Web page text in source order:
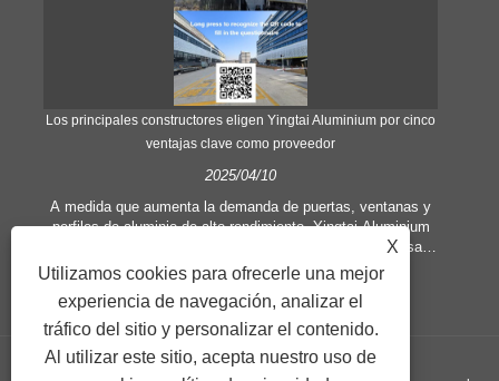
Los principales constructores eligen Yingtai Aluminium por cinco
ventajas clave como proveedor
2025/04/10
A medida que aumenta la demanda de puertas, ventanas y
perfiles de aluminio de alto rendimiento, Yingtai Aluminium
emerge como el socio preferido de arquitectos y empresas
de construcción a nivel mundial. Esto es lo que distingue a
X
Utilizamos cookies para ofrecerle una mejor
experiencia de navegación, analizar el
tráfico del sitio y personalizar el contenido.
Al utilizar este sitio, acepta nuestro uso de